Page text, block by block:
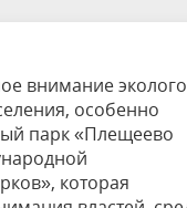
спорта
карта
внимание
особенно
парк «Плещеево
которая